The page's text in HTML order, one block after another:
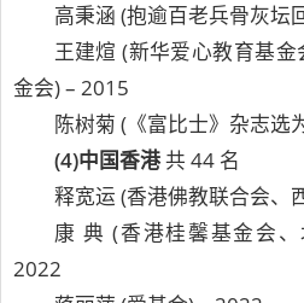
高秉涵 (抱逾百老兵骨灰坛
王建煊 (新华爱心教育基
金会) – 2015
陈树菊 (《富比士》杂志选
(4)中国香港共 44 名
释宽运 (香港佛教联合会、
康 典 (香港桂馨基金会
2022